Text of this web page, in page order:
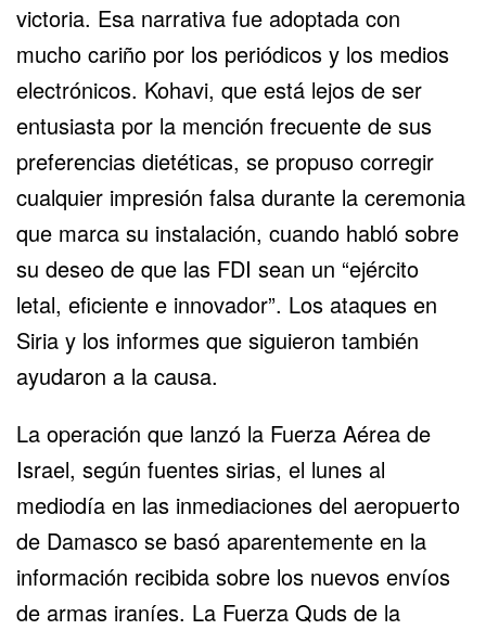
victoria. Esa narrativa fue adoptada con
mucho cariño por los periódicos y los medios
electrónicos. Kohavi, que está lejos de ser
entusiasta por la mención frecuente de sus
preferencias dietéticas, se propuso corregir
cualquier impresión falsa durante la ceremonia
que marca su instalación, cuando habló sobre
su deseo de que las FDI sean un “ejército
letal, eficiente e innovador”. Los ataques en
Siria y los informes que siguieron también
ayudaron a la causa.
La operación que lanzó la Fuerza Aérea de
Israel, según fuentes sirias, el lunes al
mediodía en las inmediaciones del aeropuerto
de Damasco se basó aparentemente en la
información recibida sobre los nuevos envíos
de armas iraníes. La Fuerza Quds de la